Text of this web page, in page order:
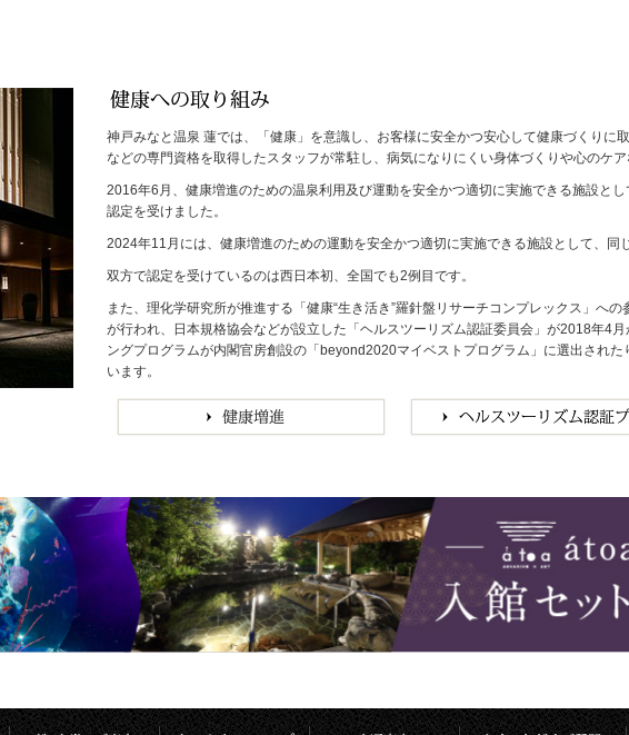
神戸みなと温泉 蓮では、「健康」を意識し、お客様に安全かつ安心して健康づくりに
などの専門資格を取得したスタッフが常駐し、病気になりにくい身体づくりや心のケア
2016年6月、健康増進のための温泉利用及び運動を安全かつ適切に実施できる施設と
認定を受けました。
2024年11月には、健康増進のための運動を安全かつ適切に実施できる施設として、同
双方で認定を受けているのは西日本初、全国でも2例目です。
また、理化学研究所が推進する「健康“生き活き”羅針盤リサーチコンプレックス」へ
が行われ、日本規格協会などが設立した「ヘルスツーリズム認証委員会」が2018年4
ングプログラムが内閣官房創設の「beyond2020マイベストプログラム」に選出され
います。